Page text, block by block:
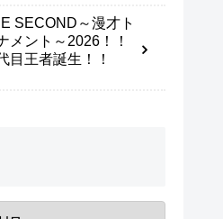
SECOND～漫才ト
メント～2026！！
目王者誕生！！